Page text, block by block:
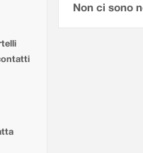
Non ci sono